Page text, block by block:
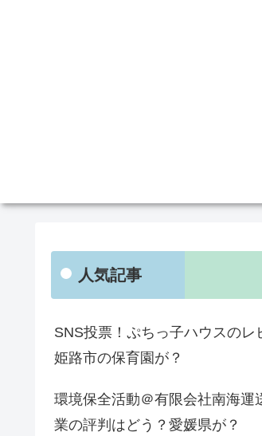
人気記事
SNS投票！ぷちっ子ハウスのレ
姫路市の保育園が？
環境保全活動＠有限会社南海運
業の評判はどう？愛媛県が？